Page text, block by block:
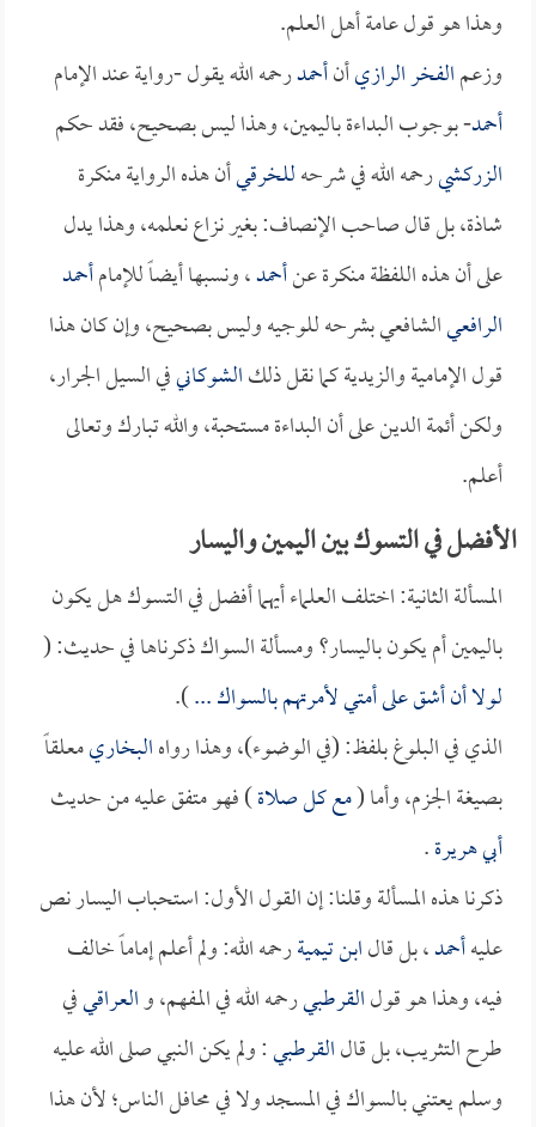
وهذا هو قول عامة أهل العلم.
وزعمالفخر الرازيأنأحمدرحمه الله يقول -رواية عند الإمام
أحمد- بوجوب البداءة باليمين، وهذا ليس بصحيح، فقد حكم
الزركشيرحمه الله في شرحهللخرقيأن هذه الرواية منكرة
شاذة، بل قال صاحب الإنصاف: بغير نزاع نعلمه، وهذا يدل
على أن هذه اللفظة منكرة عنأحمد، ونسبها أيضاً للإمامأحمد
الرافعيالشافعي بشرحه للوجيه وليس بصحيح، وإن كان هذا
قول الإمامية والزيدية كما نقل ذلكالشوكانيفي السيل الجرار،
ولكن أئمة الدين على أن البداءة مستحبة، والله تبارك وتعالى
أعلم.
الأفضل في التسوك بين اليمين واليسار
المسألة الثانية: اختلف العلماء أيهما أفضل في التسوك هل يكون
باليمين أم يكون باليسار؟ ومسألة السواك ذكرناها في حديث: (
لولا أن أشق على أمتي لأمرتهم بالسواك ...).
الذي في البلوغ بلفظ: (في الوضوء)، وهذا رواهالبخاريمعلقاً
بصيغة الجزم، وأما (مع كل صلاة) فهو متفق عليه من حديث
أبي هريرة.
ذكرنا هذه المسألة وقلنا: إن القول الأول: استحباب اليسار نص
عليهأحمد، بل قالابن تيميةرحمه الله: ولم أعلم إماماً خالف
فيه، وهذا هو قولالقرطبيرحمه الله في المفهم، والعراقيفي
طرح التثريب، بل قالالقرطبي: ولم يكن النبي صلى الله عليه
وسلم يعتني بالسواك في المسجد ولا في محافل الناس؛ لأن هذا